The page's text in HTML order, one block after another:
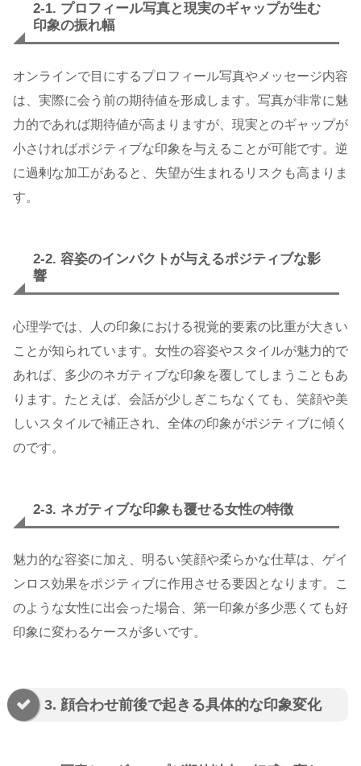
2-1. プロフィール写真と現実のギャップが生む
印象の振れ幅
オンラインで目にするプロフィール写真やメッセージ内容
は、実際に会う前の期待値を形成します。写真が非常に魅
力的であれば期待値が高まりますが、現実とのギャップが
小さければポジティブな印象を与えることが可能です。逆
に過剰な加工があると、失望が生まれるリスクも高まりま
す。
2-2. 容姿のインパクトが与えるポジティブな影
響
心理学では、人の印象における視覚的要素の比重が大きい
ことが知られています。女性の容姿やスタイルが魅力的で
あれば、多少のネガティブな印象を覆してしまうこともあ
ります。たとえば、会話が少しぎこちなくても、笑顔や美
しいスタイルで補正され、全体の印象がポジティブに傾く
のです。
2-3. ネガティブな印象も覆せる女性の特徴
魅力的な容姿に加え、明るい笑顔や柔らかな仕草は、ゲイ
ンロス効果をポジティブに作用させる要因となります。こ
のような女性に出会った場合、第一印象が多少悪くても好
印象に変わるケースが多いです。
3. 顔合わせ前後で起きる具体的な印象変化